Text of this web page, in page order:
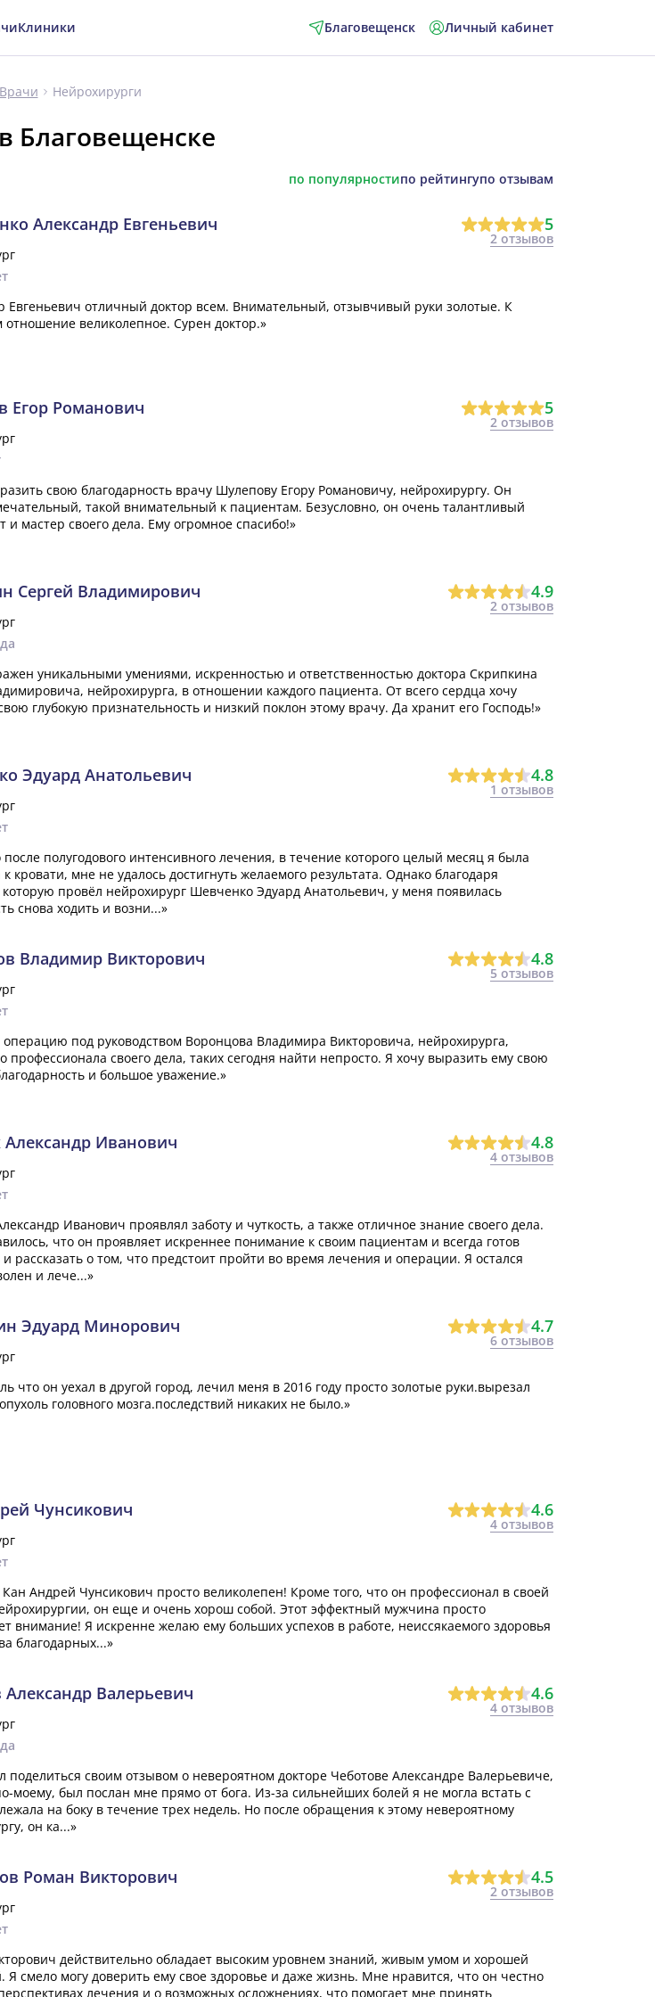
Клиники Благовещенск Личный кабинет
Врачи Нейрохирурги
Благовещенске
по популярностипо рейтингупо отзывам
Александр Евгеньевич 5
2 отзывов
Евгеньевич отличный доктор всем. Внимательный, отзывчивый руки золотые. К
отношение великолепное. Сурен доктор.»
Егор Романович 5
2 отзывов
свою благодарность врачу Шулепову Егору Романовичу, нейрохирургу. Он
такой внимательный к пациентам. Безусловно, он очень талантливый
и мастер своего дела. Ему огромное спасибо!»
Сергей Владимирович 4.9
2 отзывов
уникальными умениями, искренностью и ответственностью доктора Скрипкина
нейрохирурга, в отношении каждого пациента. От всего сердца хочу
глубокую признательность и низкий поклон этому врачу. Да хранит его Господь!»
Эдуард Анатольевич 4.8
1 отзывов
полугодового интенсивного лечения, в течение которого целый месяц я была
кровати, мне не удалось достигнуть желаемого результата. Однако благодаря
провёл нейрохирург Шевченко Эдуард Анатольевич, у меня появилась
снова ходить и возни...»
Владимир Викторович 4.8
5 отзывов
под руководством Воронцова Владимира Викторовича, нейрохирурга,
профессионала своего дела, таких сегодня найти непросто. Я хочу выразить ему свою
и большое уважение.»
Александр Иванович 4.8
4 отзывов
Иванович проявлял заботу и чуткость, а также отличное знание своего дела.
что он проявляет искреннее понимание к своим пациентам и всегда готов
рассказать о том, что предстоит пройти во время лечения и операции. Я остался
и лече...»
Эдуард Минорович 4.7
6 отзывов
что он уехал в другой город, лечил меня в 2016 году просто золотые руки.вырезал
головного мозга.последствий никаких не было.»
Чунсикович 4.6
4 отзывов
Андрей Чунсикович просто великолепен! Кроме того, что он профессионал в своей
он еще и очень хорош собой. Этот эффектный мужчина просто
внимание! Я искренне желаю ему больших успехов в работе, неиссякаемого здоровья
благодарных...»
Александр Валерьевич 4.6
4 отзывов
поделиться своим отзывом о невероятном докторе Чеботове Александре Валерьевиче,
моему, был послан мне прямо от бога. Из-за сильнейших болей я не могла встать с
на боку в течение трех недель. Но после обращения к этому невероятному
он ка...»
Роман Викторович 4.5
2 отзывов
действительно обладает высоким уровнем знаний, живым умом и хорошей
Я смело могу доверить ему свое здоровье и даже жизнь. Мне нравится, что он честно
лечения и о возможных осложнениях, что помогает мне принять